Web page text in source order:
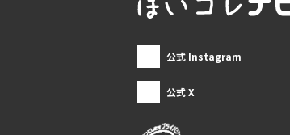
公式 Instagram
公式 X